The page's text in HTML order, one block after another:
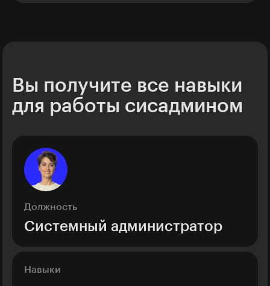
Вы получите все навыки
для работы сисадмином
Должность
Системный администратор
Навыки